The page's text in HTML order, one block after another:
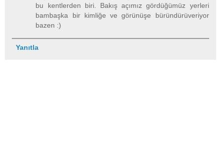
bu kentlerden biri. Bakış açımız gördüğümüz yerleri
bambaşka bir kimliğe ve görünüşe büründürüveriyor
bazen :)
Yanıtla